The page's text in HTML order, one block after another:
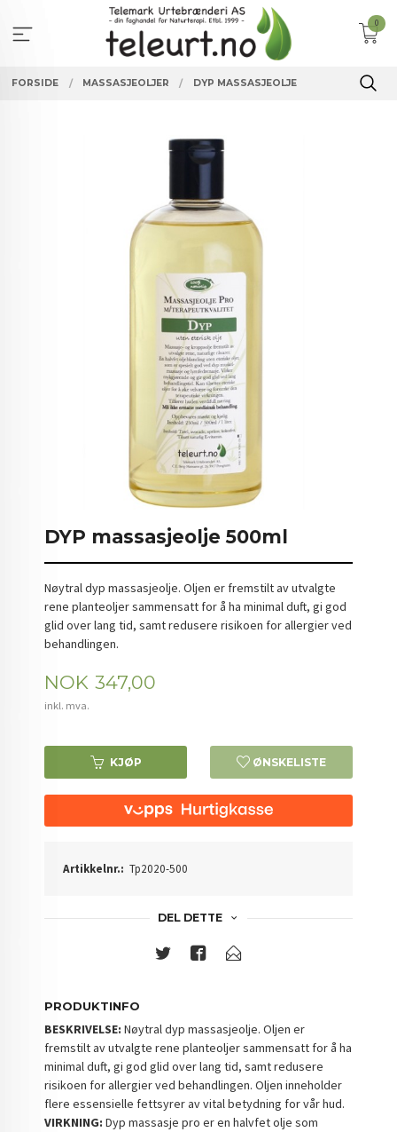
innholdet
0
FORSIDE MASSASJEOLJER DYP MASSASJEOLJE
DYP massasjeolje 500ml
Nøytral dyp massasjeolje. Oljen er fremstilt av utvalgte
rene planteoljer sammensatt for å ha minimal duft, gi god
glid over lang tid, samt redusere risikoen for allergier ved
behandlingen.
Pris
NOK 347,00
inkl. mva.
KJØP ØNSKELISTE
Artikkelnr.: Tp2020-500
DEL DETTE
PRODUKTINFO
BESKRIVELSE:Nøytral dyp massasjeolje. Oljen er
fremstilt av utvalgte rene planteoljer sammensatt for å ha
minimal duft, gi god glid over lang tid, samt redusere
risikoen for allergier ved behandlingen. Oljen inneholder
flere essensielle fettsyrer av vital betydning for vår hud.
VIRKNING:Dyp massasje pro er en halvfet olje som